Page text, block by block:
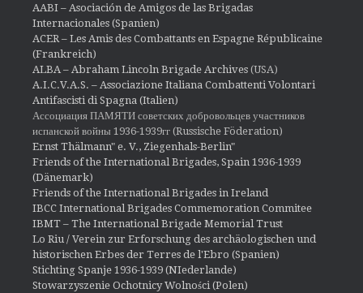
AABI – Asociación de Amigos de las Brigadas
Internacionales (Spanien)
ACER – Les Amis des Combattants en Espagne Républicaine
(Frankreich)
ALBA – Abraham Lincoln Brigade Archives (USA)
A.I.C.V.A.S. – Associazione Italiana Combattenti Volontari
Antifascisti di Spagna (Italien)
Ассоциация ПАМЯТИ советских добровольцев участников
испанской войны 1936-1939гг (Russische Föderation)
Ernst Thälmann" e. V., Ziegenhals-Berlin"
Friends of the International Brigades, Spain 1936-1939
(Dänemark)
Friends of the International Brigades in Ireland
IBCC International Brigades Commemoration Commitee
IBMT – The International Brigade Memorial Trust
Lo Riu / Verein zur Erforschung des archäologischen und
historischen Erbes der Terres de l'Ebro (Spanien)
Stichting Spanje 1936-1939 (NIederlande)
Stowarzyszenie Ochotnicy Wolności (Polen)